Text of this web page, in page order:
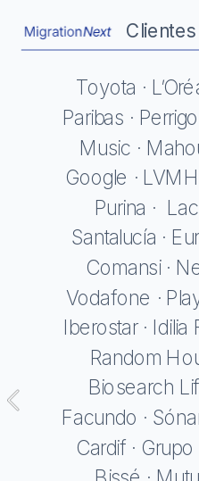
Toyota ·
Paribas ·
Music ·
Google ·
Purina ·
Santalucía ·
Comansi ·
Vodafone ·
Iberostar ·
Random
Biosearch
Facundo ·
Cardif ·